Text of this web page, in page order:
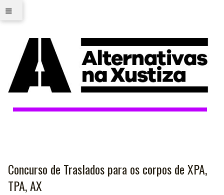
≡
Concurso de Traslados para os corpos de XPA,
TPA, AX